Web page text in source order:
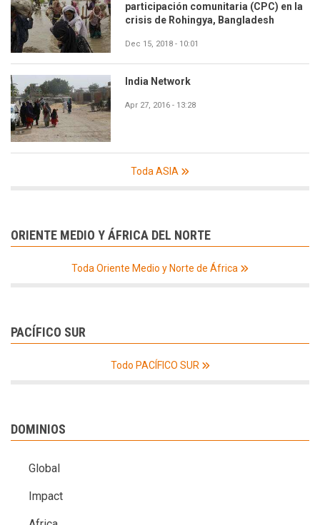
participación comunitaria (CPC) en la
crisis de Rohingya, Bangladesh
Dec 15, 2018 - 10:01
India Network
Apr 27, 2016 - 13:28
Toda ASIA
ORIENTE MEDIO Y ÁFRICA DEL NORTE
Toda Oriente Medio y Norte de África
PACÍFICO SUR
Todo PACÍFICO SUR
DOMINIOS
Global
Impact